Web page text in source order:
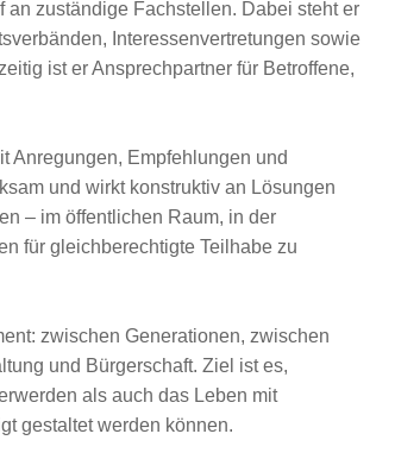
an zuständige Fachstellen. Dabei steht er
Interessenvertretungen sowie
ist er Ansprechpartner für Betroffene,
Anregungen, Empfehlungen und
und wirkt konstruktiv an Lösungen
– im öffentlichen Raum, in der
für gleichberechtigte Teilhabe zu
zwischen Generationen, zwischen
und Bürgerschaft. Ziel ist es,
als auch das Leben mit
gestaltet werden können.